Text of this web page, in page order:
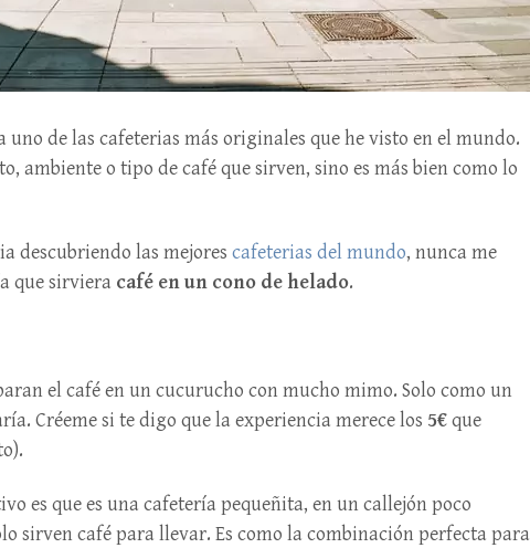
uno de las cafeterias más originales que he visto en el mundo.
ambiente o tipo de café que sirven, sino es más bien como lo
descubriendo las mejores cafeterias del mundo, nunca me
que sirviera café en un cono de helado.
el café en un cucurucho con mucho mimo. Solo como un
Créeme si te digo que la experiencia merece los 5€que
es que es una cafetería pequeñita, en un callejón poco
sirven café para llevar. Es como la combinación perfecta para